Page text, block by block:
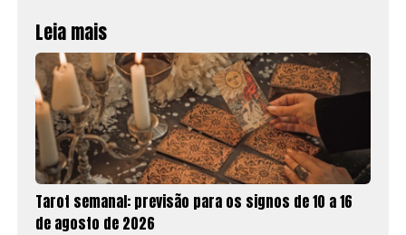
Leia mais
Tarot semanal: previsão para os signos de 10 a 16
de agosto de 2026